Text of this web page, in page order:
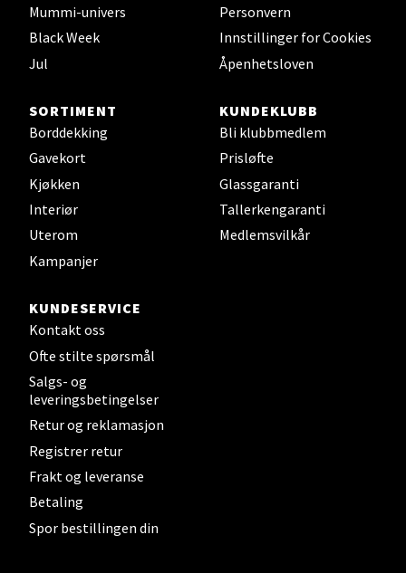
Mummi-univers
Black Week
Jul
Personvern
Innstillinger for Cookies
Åpenhetsloven
SORTIMENT
Borddekking
Gavekort
Kjøkken
Interiør
Uterom
Kampanjer
KUNDEKLUBB
Bli klubbmedlem
Prisløfte
Glassgaranti
Tallerkengaranti
Medlemsvilkår
KUNDESERVICE
Kontakt oss
Ofte stilte spørsmål
Salgs- og
leveringsbetingelser
Retur og reklamasjon
Registrer retur
Frakt og leveranse
Betaling
Spor bestillingen din
Bergen - Horisont
Myrdalsvegen 2, 5130 Nyborg
Velg
Sandefjord - Hvaltorvet
Torget 7, 3210 Sandefjord
Tromsø - Jekta Storsenter
Åpent i dag 10-21